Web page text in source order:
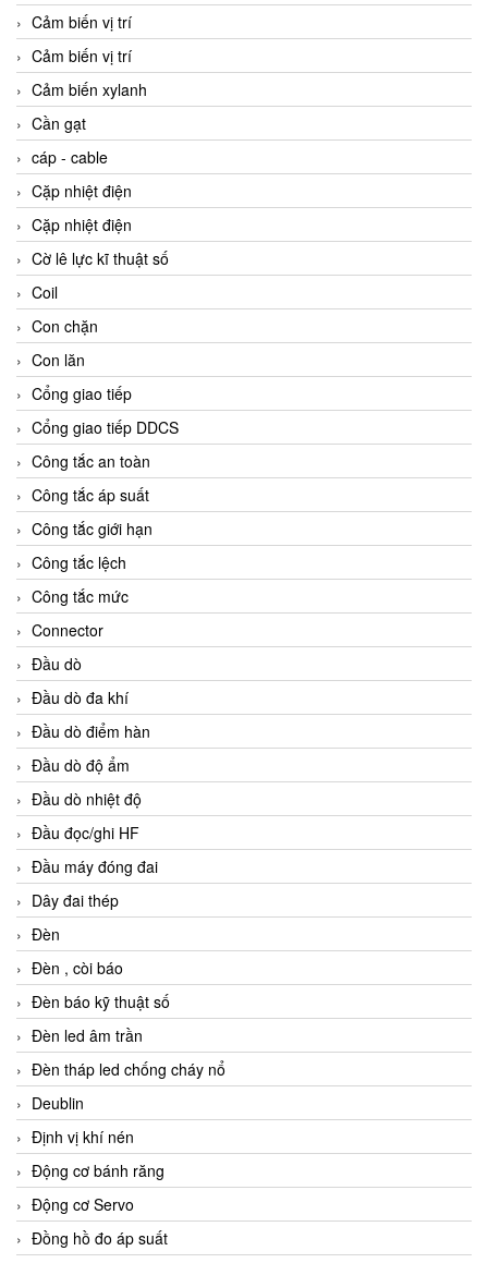
Cảm biến vị trí
Cảm biến vị trí
Cảm biến xylanh
Cần gạt
cáp - cable
Cặp nhiệt điện
Cặp nhiệt điện
Cờ lê lực kĩ thuật số
Coil
Con chặn
Con lăn
Cổng giao tiếp
Cổng giao tiếp DDCS
Công tắc an toàn
Công tắc áp suất
Công tắc giới hạn
Công tắc lệch
Công tắc mức
Connector
Đầu dò
Đầu dò đa khí
Đầu dò điểm hàn
Đầu dò độ ẩm
Đầu dò nhiệt độ
Đầu đọc/ghi HF
Đầu máy đóng đai
Dây đai thép
Đèn
Đèn , còi báo
Đèn báo kỹ thuật số
Đèn led âm trần
Đèn tháp led chống cháy nổ
Deublin
Định vị khí nén
Động cơ bánh răng
Động cơ Servo
Đồng hồ đo áp suất